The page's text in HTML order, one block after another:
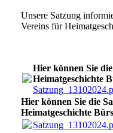
Unsere Satzung
Vereins für
Hier können Sie
Heimatgeschichte
Hier können Sie die
Heimatgeschichte